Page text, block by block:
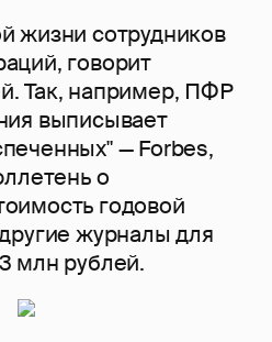
жизни сотрудников
говорит
Так, например, ПФР
выписывает
— Forbes,
о
годовой
журналы для
млн рублей.